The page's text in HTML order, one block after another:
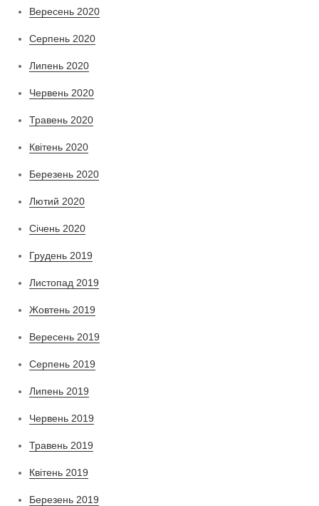
Вересень 2020
Серпень 2020
Липень 2020
Червень 2020
Травень 2020
Квітень 2020
Березень 2020
Лютий 2020
Січень 2020
Грудень 2019
Листопад 2019
Жовтень 2019
Вересень 2019
Серпень 2019
Липень 2019
Червень 2019
Травень 2019
Квітень 2019
Березень 2019